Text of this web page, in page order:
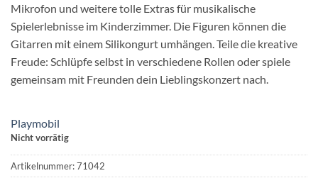
Mikrofon und weitere tolle Extras für musikalische
Spielerlebnisse im Kinderzimmer. Die Figuren können die
Gitarren mit einem Silikongurt umhängen. Teile die kreative
Freude: Schlüpfe selbst in verschiedene Rollen oder spiele
gemeinsam mit Freunden dein Lieblingskonzert nach.
Playmobil
Nicht vorrätig
Artikelnummer:71042